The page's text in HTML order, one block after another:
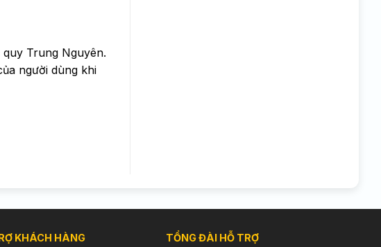
Trung Nguyên.
người dùng khi
KHÁCH HÀNG TỔNG ĐÀI HỖ TRỢ